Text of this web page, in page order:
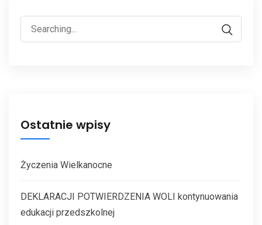
Ostatnie wpisy
Życzenia Wielkanocne
DEKLARACJI POTWIERDZENIA WOLI kontynuowania
edukacji przedszkolnej